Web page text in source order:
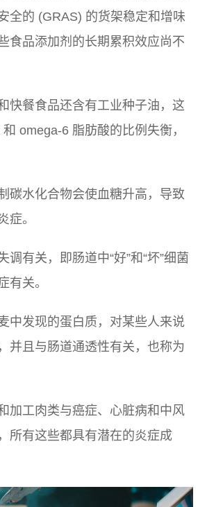
全的 (GRAS) 的货架稳定和增味
食品添加剂的长期累积效应尚不
快餐食品还含有工业种子油，这
omega-6 脂肪酸的比例失衡，
碳水化合物会使血糖升高，导致
症。
调有关，即肠道中“好”和“坏”细菌
有关。
中发现的蛋白质，对某些人来说
并且与肠道通透性有关，也称为
加工肉类与癌症、心脏病和中风
所有这些都具有潜在的炎症成